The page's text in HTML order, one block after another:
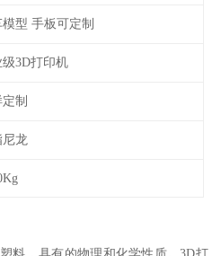
型 手板可定制
级3D打印机
制
龙